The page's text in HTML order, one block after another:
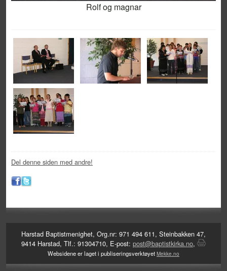
Rolf og magnar
Del denne siden med andre!
Harstad Baptistmenighet, Org.nr: 971 494 611, Steinbakken 47,
9414 Harstad, Tlf.: 91304710, E-post: post@baptistkirka.no,
Websidene er laget i publiseringsverktøyet Mekke.no